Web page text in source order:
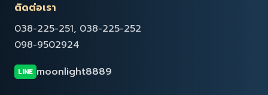
ติดต่อเรา
038-225-251, 038-225-252
098-9502924
LINE moonlight8889